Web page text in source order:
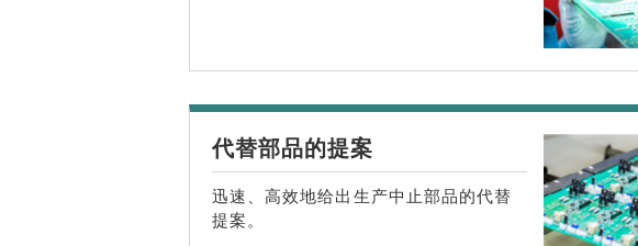
代替部品的提案
迅速、高效地给出生产中止部品的代替
提案。